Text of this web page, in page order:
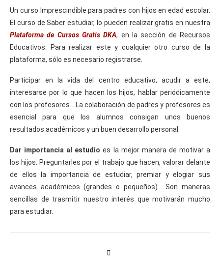
Un curso Imprescindible para padres con hijos en edad escolar.
El curso de Saber estudiar, lo pueden realizar gratis en nuestra
Plataforma de Cursos Gratis DKA, en la sección de Recursos
Educativos. Para realizar este y cualquier otro curso de la
plataforma, sólo es necesario registrarse.
Participar en la vida del centro educativo, acudir a este,
interesarse por lo que hacen los hijos, hablar periódicamente
con los profesores… La colaboración de padres y profesores es
esencial para que los alumnos consigan unos buenos
resultados académicos y un buen desarrollo personal.
Dar importancia al estudio es la mejor manera de motivar a
los hijos. Preguntarles por el trabajo que hacen, valorar delante
de ellos la importancia de estudiar, premiar y elogiar sus
avances académicos (grandes o pequeños)… Son maneras
sencillas de trasmitir nuestro interés que motivarán mucho
para estudiar.